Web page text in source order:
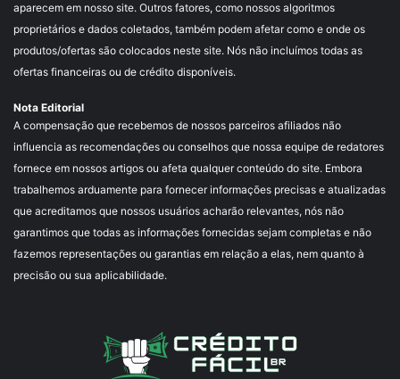
aparecem em nosso site. Outros fatores, como nossos algoritmos
proprietários e dados coletados, também podem afetar como e onde os
produtos/ofertas são colocados neste site. Nós não incluímos todas as
ofertas financeiras ou de crédito disponíveis.
Nota Editorial
A compensação que recebemos de nossos parceiros afiliados não
influencia as recomendações ou conselhos que nossa equipe de redatores
fornece em nossos artigos ou afeta qualquer conteúdo do site. Embora
trabalhemos arduamente para fornecer informações precisas e atualizadas
que acreditamos que nossos usuários acharão relevantes, nós não
garantimos que todas as informações fornecidas sejam completas e não
fazemos representações ou garantias em relação a elas, nem quanto à
precisão ou sua aplicabilidade.